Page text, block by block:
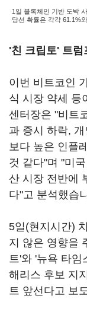
1일 블록체인 기반 도박
당선 확률은 각각 61.1%
'친 크립토' 트럼
이번 비트코인
식 시장 약세 등
센터장은 "비트
과 증시 하락,
보다 높은 인플
것 같다"며 "미
산 시장 전반에
다"고 분석했습
5일(현지시간)
지 않은 영향을
트'와 '뉴욕 타임
해리스 후보 지
트 앞선다고 보